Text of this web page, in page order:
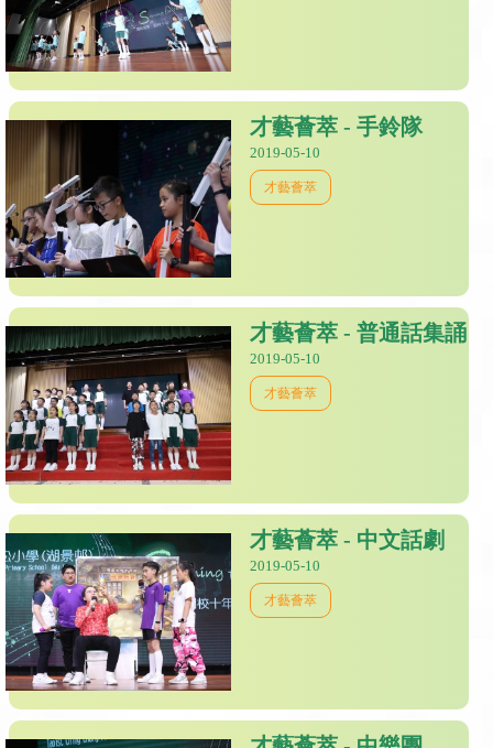
才藝薈萃 - 手鈴隊
2019-05-10
才藝薈萃
才藝薈萃 - 普通話集誦
2019-05-10
才藝薈萃
才藝薈萃 - 中文話劇
2019-05-10
才藝薈萃